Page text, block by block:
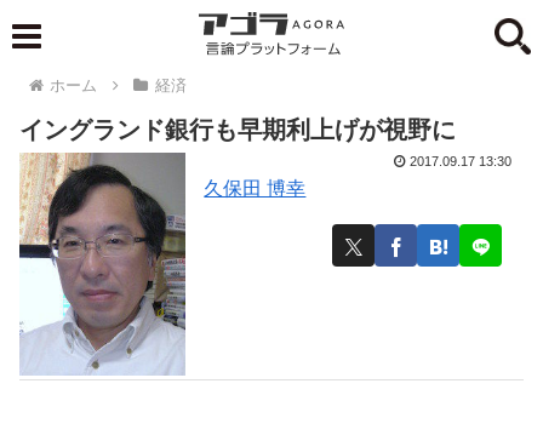
ホーム 経済
イングランド銀行も早期利上げが視野に
久保田 博幸
2017.09.17 13:30